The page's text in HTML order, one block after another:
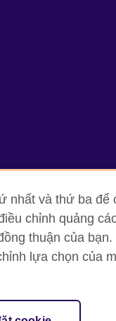
dụng Cookie Sơ
nhất và thứ ba
chỉnh quảng
thuận của
lựa chọn của